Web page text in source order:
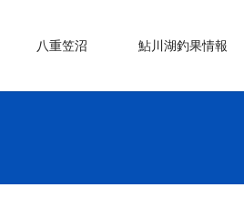
八重笠沼 鮎川湖釣果情報